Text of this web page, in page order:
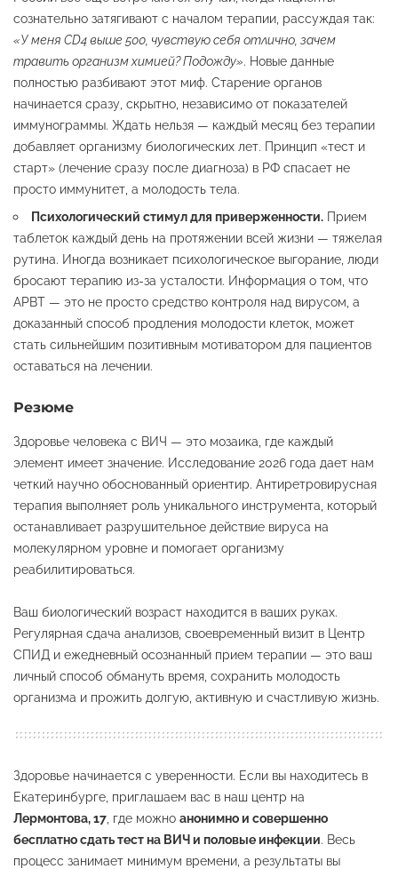
сознательно затягивают с началом терапии, рассуждая так:
«У меня CD4 выше 500, чувствую себя отлично, зачем
травить организм химией? Подожду». Новые данные
полностью разбивают этот миф. Старение органов
начинается сразу, скрытно, независимо от показателей
иммунограммы. Ждать нельзя — каждый месяц без терапии
добавляет организму биологических лет. Принцип «тест и
старт» (лечение сразу после диагноза) в РФ спасает не
просто иммунитет, а молодость тела.
Психологический стимул для приверженности. Прием
таблеток каждый день на протяжении всей жизни — тяжелая
рутина. Иногда возникает психологическое выгорание, люди
бросают терапию из-за усталости. Информация о том, что
АРВТ — это не просто средство контроля над вирусом, а
доказанный способ продления молодости клеток, может
стать сильнейшим позитивным мотиватором для пациентов
оставаться на лечении.
Резюме
Здоровье человека с ВИЧ — это мозаика, где каждый
элемент имеет значение. Исследование 2026 года дает нам
четкий научно обоснованный ориентир. Антиретровирусная
терапия выполняет роль уникального инструмента, который
останавливает разрушительное действие вируса на
молекулярном уровне и помогает организму
реабилитироваться.
Ваш биологический возраст находится в ваших руках.
Регулярная сдача анализов, своевременный визит в Центр
СПИД и ежедневный осознанный прием терапии — это ваш
личный способ обмануть время, сохранить молодость
организма и прожить долгую, активную и счастливую жизнь.
Здоровье начинается с уверенности. Если вы находитесь в
Екатеринбурге, приглашаем вас в наш центр на
Лермонтова, 17 , где можно анонимно и совершенно
бесплатно сдать тест на ВИЧ и половые инфекции. Весь
процесс занимает минимум времени, а результаты вы